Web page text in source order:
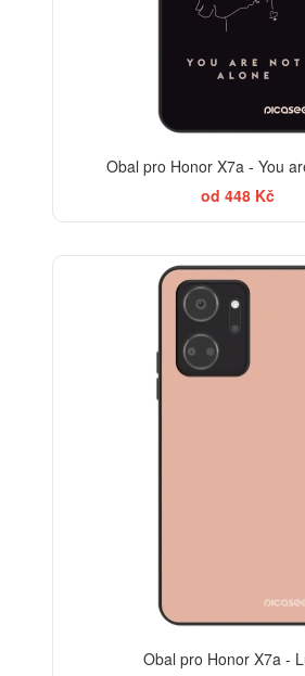
Obal pro Honor X7a - You
od 448 Kč
Obal pro Honor X7a -